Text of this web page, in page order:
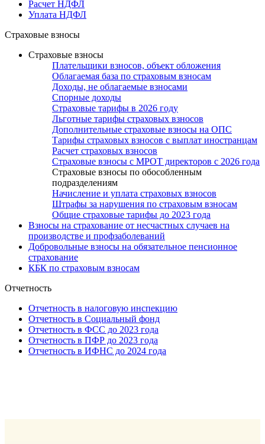
Расчет НДФЛ
Уплата НДФЛ
Страховые взносы
Страховые взносы
Плательщики взносов, объект обложения
Облагаемая база по страховым взносам
Доходы, не облагаемые взносами
Спорные доходы
Страховые тарифы в 2026 году
Льготные тарифы страховых взносов
Дополнительные страховые взносы на ОПС
Тарифы страховых взносов с выплат иностранцам
Расчет страховых взносов
Страховые взносы с МРОТ директоров с 2026 года
Страховые взносы по обособленным
подразделениям
Начисление и уплата страховых взносов
Штрафы за нарушения по страховым взносам
Общие страховые тарифы до 2023 года
Взносы на страхование от несчастных случаев на
производстве и профзаболеваний
Добровольные взносы на обязательное пенсионное
страхование
КБК по страховым взносам
Отчетность
Отчетность в налоговую инспекцию
Отчетность в Социальный фонд
Отчетность в ФСС до 2023 года
Отчетность в ПФР до 2023 года
Отчетность в ИФНС до 2024 года